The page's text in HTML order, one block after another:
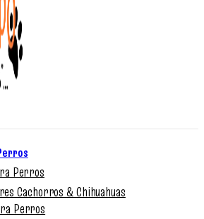
Perros
Cachorros & Chihuahuas
Perros